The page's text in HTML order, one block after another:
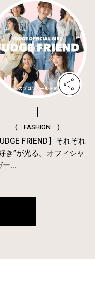
( FASHION )
FRIEND】それぞれ
き”が光る。オフィシャ
ー...